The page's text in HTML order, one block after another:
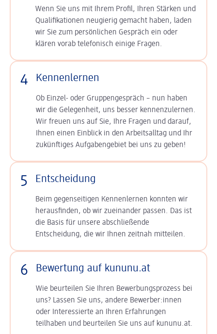
Wenn Sie uns mit Ihrem Profil, Ihren Stärken und
Qualifikationen neugierig gemacht haben, laden
wir Sie zum persönlichen Gespräch ein oder
klären vorab telefonisch einige Fragen.
4 Kennenlernen
Ob Einzel- oder Gruppengespräch – nun haben
wir die Gelegenheit, uns besser kennenzulernen.
Wir freuen uns auf Sie, Ihre Fragen und darauf,
Ihnen einen Einblick in den Arbeitsalltag und Ihr
zukünftiges Aufgabengebiet bei uns zu geben!
5 Entscheidung
Beim gegenseitigen Kennenlernen konnten wir
herausfinden, ob wir zueinander passen. Das ist
die Basis für unsere abschließende
Entscheidung, die wir Ihnen zeitnah mitteilen.
6 Bewertung auf kununu.at
Wie beurteilen Sie Ihren Bewerbungsprozess bei
uns? Lassen Sie uns, andere Bewerber:innen
oder Interessierte an Ihren Erfahrungen
teilhaben und beurteilen Sie uns auf kununu.at.